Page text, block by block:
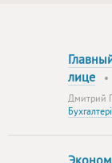
лице •
Дмитрий